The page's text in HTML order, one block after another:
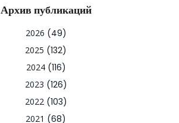
Архив публикаций
2026 (49)
2025 (132)
2024(116)
2023 (126)
2022(103)
2021 (68)